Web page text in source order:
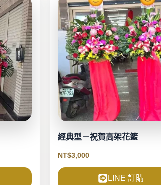
經典型－祝賀高架花籃
NT$3,000
LINE 訂購